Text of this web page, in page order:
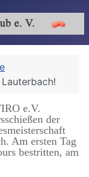
e.V.
der
Am ersten Tag
bestritten, am